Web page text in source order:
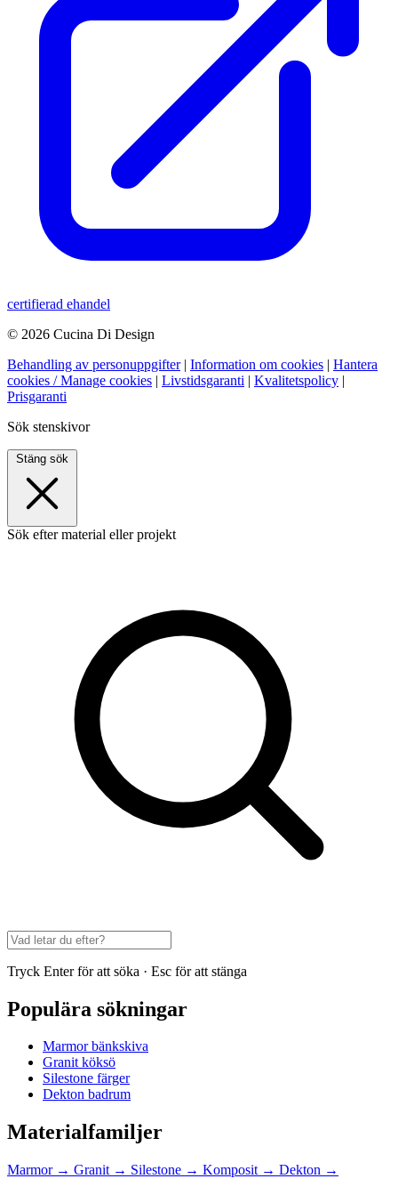
certifierad ehandel
© 2026 Cucina Di Design
Behandling av personuppgifter | Information om cookies | Hantera
cookies / Manage cookies | Livstidsgaranti | Kvalitetspolicy |
Prisgaranti
Sök stenskivor
Stäng sök
Sök efter material eller projekt
Tryck Enter för att söka · Esc för att stänga
Populära sökningar
Marmor bänkskiva
Granit köksö
Silestone färger
Dekton badrum
Materialfamiljer
Marmor → Granit → Silestone → Komposit → Dekton →